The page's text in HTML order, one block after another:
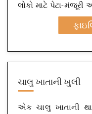
લોકો માટે પેટા-મંજૂરી
ચાલુ ખાતાની ખુલી
એક ચાલુ ખાતાની